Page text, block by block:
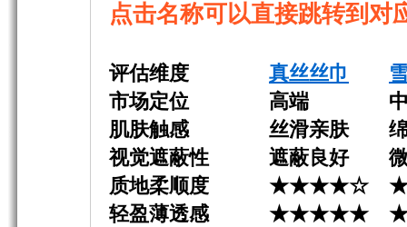
点击名称可以直接跳转到对
评估维度 真丝丝巾
市场定位 高端 中
肌肤触感 丝滑亲肤
视觉遮蔽性 遮蔽良好
质地柔顺度 ★★★★☆
轻盈薄透感 ★★★★★